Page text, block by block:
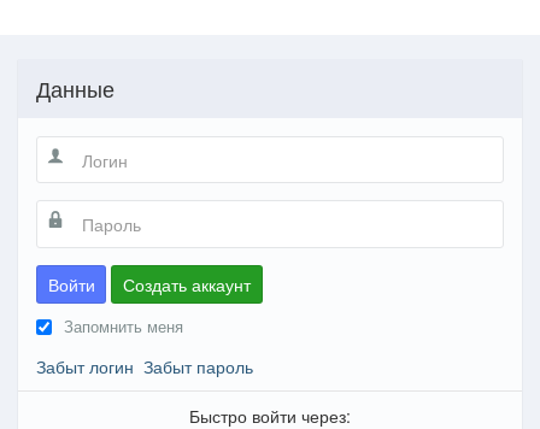
Данные
Войти Создать аккаунт
Запомнить меня
Забыт логин Забыт пароль
Быстро войти через: